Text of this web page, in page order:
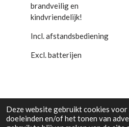
Deze website gebruikt cookies voor
doeleinden en/of het tonen van
brandveilig en
kindvriendelijk!
Incl. afstandsbediening
Excl. batterijen
© 2021 Cowporation Farmshop